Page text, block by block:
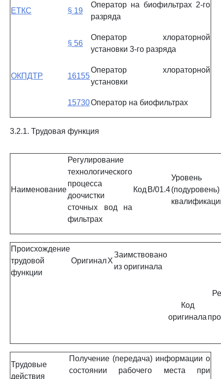
ЕТКС § 19
Оператор на биофильтрах 2-го
разряда
§ 56
Оператор хлораторной
установки 3-го разряда
ОКПДТР 16155
Оператор хлораторной
установки
15730Оператор на биофильтрах
3.2.1. Трудовая функция
Наименование
Регулирование
технологического
процесса
доочистки
сточных вод на
фильтрах
Код B/01.4
Уровень
(подуровень)
Происхождение
трудовой
функции
ОригиналX
Заимствовано
из оригинала
Код
оригинала
Трудовые
действия
Получение (передача) информации о
состоянии рабочего места при